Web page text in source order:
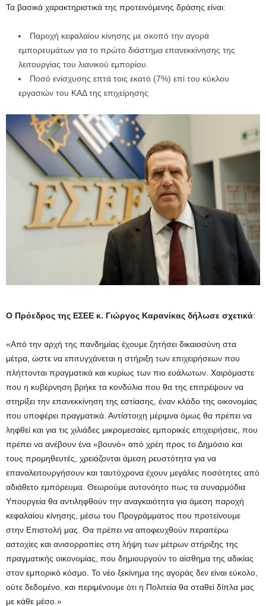
Τα βασικά χαρακτηριστικά της προτεινόμενης δράσης είναι:
Παροχή κεφαλαίου κίνησης με σκοπό την αγορά
εμπορευμάτων για το πρώτο διάστημα επανεκκίνησης της
λειτουργίας του λιανικού εμπορίου.
Ποσό ενίσχυσης επτά τοις εκατό (7%) επί του κύκλου
εργασιών του ΚΑΔ της επιχείρησης
Ο Πρόεδρος της ΕΣΕΕ κ. Γιώργος Καρανίκας δήλωσε σχετικά:
«Από την αρχή της πανδημίας έχουμε ζητήσει δικαιοσύνη στα
μέτρα, ώστε να επιτυγχάνεται η στήριξη των επιχειρήσεων που
πλήττονται πραγματικά και κυρίως των πιο ευάλωτων. Χαιρόμαστε
που η κυβέρνηση βρήκε τα κονδύλια που θα της επιτρέψουν να
στηρίξει την επανεκκίνηση της εστίασης, έναν κλάδο της οικονομίας
που υποφέρει πραγματικά. Αντίστοιχη μέριμνα όμως θα πρέπει να
ληφθεί και για τις χιλιάδες μικρομεσαίες εμπορικές επιχειρήσεις, που
πρέπει να ανέβουν ένα «βουνό» από χρέη προς το Δημόσιο και
τους προμηθευτές, χρειάζονται άμεση ρευστότητα για να
επαναλειτουργήσουν και ταυτόχρονα έχουν μεγάλες ποσότητες από
αδιάθετο εμπόρευμα. Θεωρούμε αυτονόητο πως τα συναρμόδια
Υπουργεία θα αντιληφθούν την αναγκαιότητα για άμεση παροχή
κεφαλαίου κίνησης, μέσω του Προγράμματος που προτείνουμε
στην Επιστολή μας. Θα πρέπει να αποφευχθούν περαιτέρω
αστοχίες και ανισορροπίες στη λήψη των μέτρων στήριξης της
πραγματικής οικονομίας, που δημιουργούν το αίσθημα της αδικίας
στον εμπορικό κόσμο. Το νέο ξεκίνημα της αγοράς δεν είναι εύκολο,
ούτε δεδομένο, και περιμένουμε ότι η Πολιτεία θα σταθεί δίπλα μας
με κάθε μέσο.»